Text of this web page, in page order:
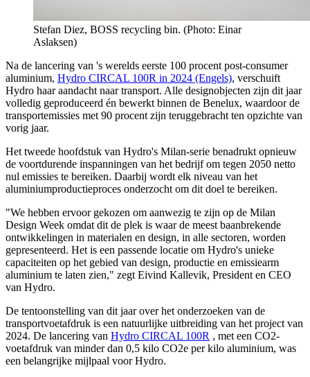
Stefan Diez, BOSS recycling bin. (Photo: Einar
Aslaksen)
Na de lancering van 's werelds eerste 100 procent post-consumer
aluminium, Hydro CIRCAL 100R in 2024 (Engels), verschuift
Hydro haar aandacht naar transport. Alle designobjecten zijn dit jaar
volledig geproduceerd én bewerkt binnen de Benelux, waardoor de
transportemissies met 90 procent zijn teruggebracht ten opzichte van
vorig jaar.
Het tweede hoofdstuk van Hydro's Milan-serie benadrukt opnieuw
de voortdurende inspanningen van het bedrijf om tegen 2050 netto
nul emissies te bereiken. Daarbij wordt elk niveau van het
aluminiumproductieproces onderzocht om dit doel te bereiken.
"We hebben ervoor gekozen om aanwezig te zijn op de Milan
Design Week omdat dit de plek is waar de meest baanbrekende
ontwikkelingen in materialen en design, in alle sectoren, worden
gepresenteerd. Het is een passende locatie om Hydro's unieke
capaciteiten op het gebied van design, productie en emissiearm
aluminium te laten zien," zegt Eivind Kallevik, President en CEO
van Hydro.
De tentoonstelling van dit jaar over het onderzoeken van de
transportvoetafdruk is een natuurlijke uitbreiding van het project van
2024. De lancering van Hydro CIRCAL 100R , met een CO2-
voetafdruk van minder dan 0,5 kilo CO2e per kilo aluminium, was
een belangrijke mijlpaal voor Hydro.